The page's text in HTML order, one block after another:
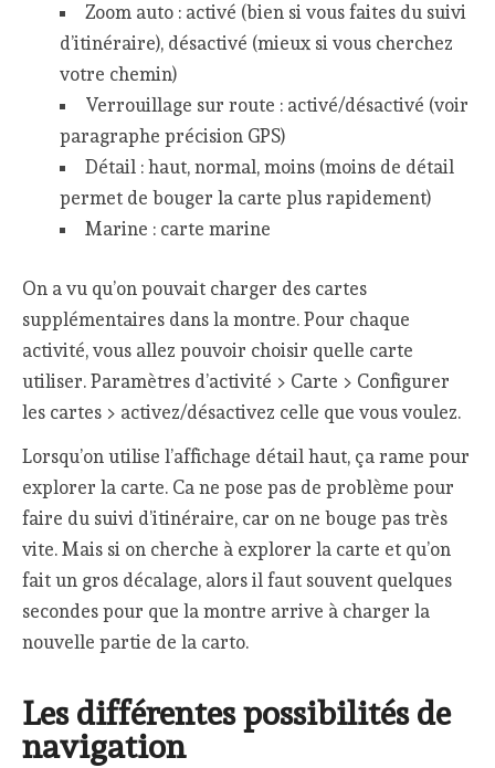
Zoom auto : activé (bien si vous faites du suivi
d’itinéraire), désactivé (mieux si vous cherchez
votre chemin)
Verrouillage sur route : activé/désactivé (voir
paragraphe précision GPS)
Détail : haut, normal, moins (moins de détail
permet de bouger la carte plus rapidement)
Marine : carte marine
On a vu qu’on pouvait charger des cartes
supplémentaires dans la montre. Pour chaque
activité, vous allez pouvoir choisir quelle carte
utiliser. Paramètres d’activité > Carte > Configurer
les cartes > activez/désactivez celle que vous voulez.
Lorsqu’on utilise l’affichage détail haut, ça rame pour
explorer la carte. Ca ne pose pas de problème pour
faire du suivi d’itinéraire, car on ne bouge pas très
vite. Mais si on cherche à explorer la carte et qu’on
fait un gros décalage, alors il faut souvent quelques
secondes pour que la montre arrive à charger la
nouvelle partie de la carto.
Les différentes possibilités de
navigation